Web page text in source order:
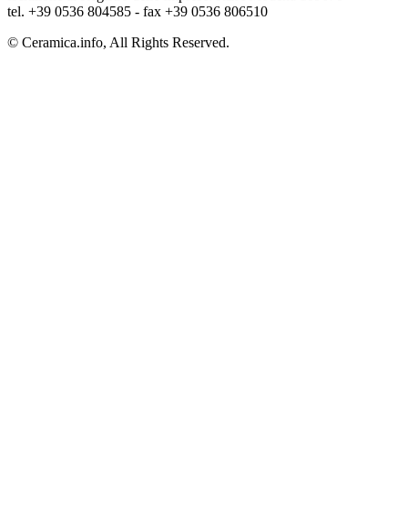
tel. +39 0536 804585 - fax +39 0536 806510
© Ceramica.info, All Rights Reserved.